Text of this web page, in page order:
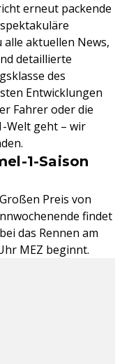
erneut packende
aktuellen News,
detaillierte
des
Entwicklungen
Fahrer oder die
Welt geht – wir
1-Saison
Preis von
findet
das Rennen am
MEZ beginnt.